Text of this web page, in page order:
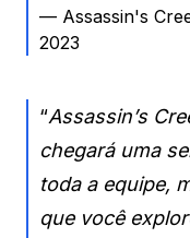
— Assassin's
2023
“Assassin’s
chegará uma
toda a equipe,
que você